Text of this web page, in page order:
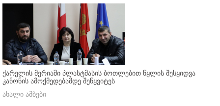
ქარელის მერიაში პლასტმასის ბოთლებით წყლის შესყიდვა
კანონის ამოქმედებამდე შეწყვიტეს
ახალი ამბები